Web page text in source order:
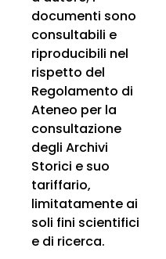
documenti sono
consultabili e
riproducibili nel
rispetto del
Regolamento di
Ateneo per la
consultazione
degli Archivi
Storici e suo
tariffario,
limitatamente ai
soli fini scientifici
e di ricerca.